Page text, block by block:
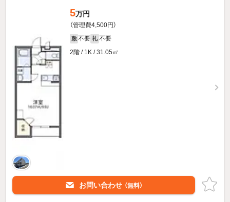
5万円
（管理費4,500円）
敷 不要 礼 不要
2階 / 1K / 31.05㎡
お問い合わせ （無料）